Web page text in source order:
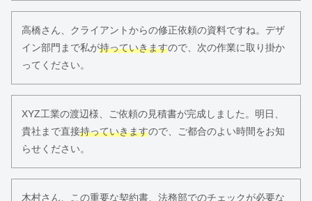
高橋さん、クライアントからの修正依頼の資料ですね。デザ
イン部門まで私が持っていきますので、次の作業に取り掛か
ってください。
XYZ工業の渡辺様、ご依頼の見積書が完成しました。明日、
貴社まで直接持っていきますので、ご都合のよい時間をお知
らせください。
木村さん、この重要な契約書、法務部でのチェックが必要な